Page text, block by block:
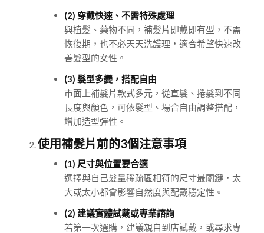
(2) 穿戴快速、不需特殊處理
與植髮、藥物不同，補髮片即戴即有型，不需
恢復期，也不必天天洗護理，適合希望快速改
善髮型的女性。
(3) 髮型多變，搭配自由
市面上補髮片款式多元，從直髮、捲髮到不同
長度與顏色，可依髮型、場合自由調整搭配，
增加造型彈性。
使用補髮片前的3個注意事項
(1) 尺寸與位置要合適
選擇與自己髮量稀疏區相符的尺寸最關鍵，太
大或太小都會影響自然度與配戴穩定性。
(2) 建議實體試戴或專業諮詢
若第一次選購，建議親自到店試戴，或尋求專